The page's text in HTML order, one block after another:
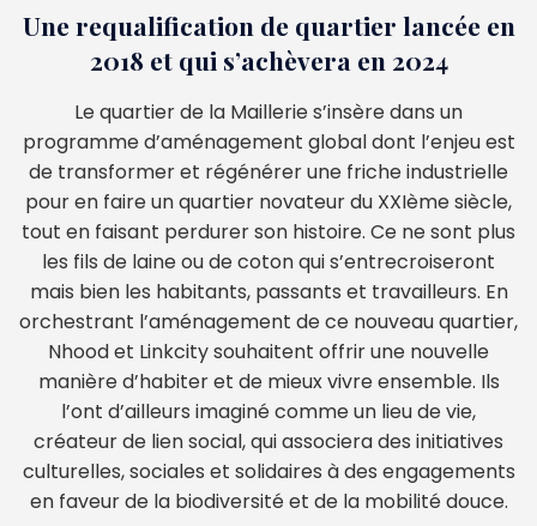
Une requalification de quartier lancée en
2018 et qui s’achèvera en 2024
Le quartier de la Maillerie s’insère dans un
programme d’aménagement global dont l’enjeu est
de transformer et régénérer une friche industrielle
pour en faire un quartier novateur du XXIème siècle,
tout en faisant perdurer son histoire. Ce ne sont plus
les fils de laine ou de coton qui s’entrecroiseront
mais bien les habitants, passants et travailleurs. En
orchestrant l’aménagement de ce nouveau quartier,
Nhood et Linkcity souhaitent offrir une nouvelle
manière d’habiter et de mieux vivre ensemble. Ils
l’ont d’ailleurs imaginé comme un lieu de vie,
créateur de lien social, qui associera des initiatives
culturelles, sociales et solidaires à des engagements
en faveur de la biodiversité et de la mobilité douce.